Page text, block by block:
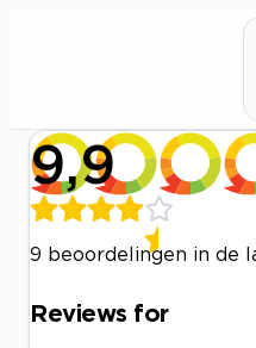
9,9
9 beoordelingen in de
Reviews for